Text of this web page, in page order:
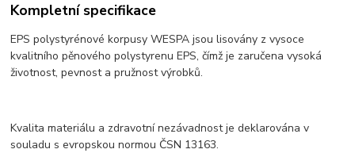
Kompletní specifikace
EPS polystyrénové korpusy WESPA jsou lisovány z vysoce
kvalitního pěnového polystyrenu EPS, čímž je zaručena vysoká
životnost, pevnost a pružnost výrobků.
Kvalita materiálu a zdravotní nezávadnost je deklarována v
souladu s evropskou normou ČSN 13163.